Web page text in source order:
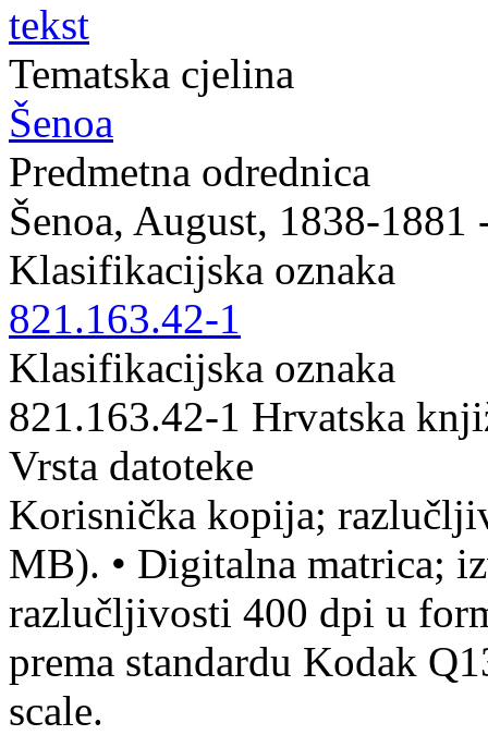
tekst
Tematska cjelina
Šenoa
Predmetna odrednica
Šenoa, August, 1838-
Klasifikacijska oznaka
821.163.42-1
Klasifikacijska oznaka
821.163.42-1 Hrvatska
Vrsta datoteke
Korisnička kopija;
MB). • Digitalna matrica;
razlučljivosti 400 dpi u
prema standardu Kodak
scale.